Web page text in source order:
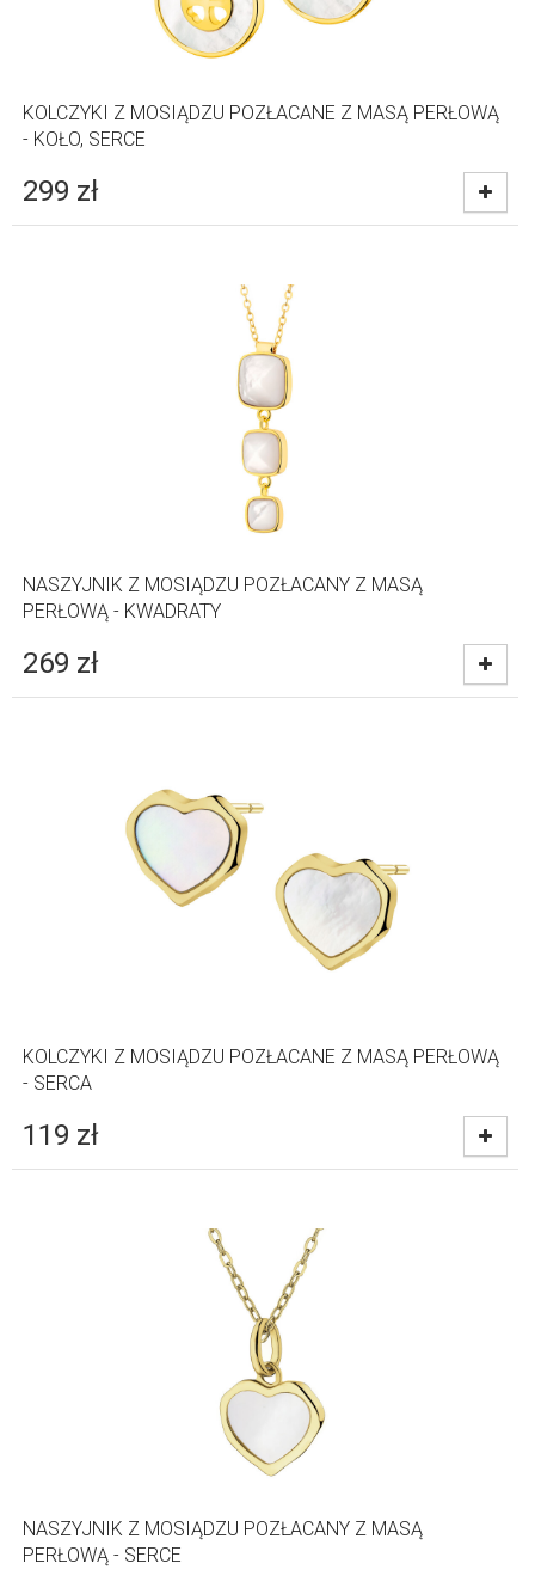
KOLCZYKI Z MOSIĄDZU POZŁACANE Z MASĄ PERŁOWĄ
- KOŁO, SERCE
299 zł
NASZYJNIK Z MOSIĄDZU POZŁACANY Z MASĄ
PERŁOWĄ - KWADRATY
269 zł
KOLCZYKI Z MOSIĄDZU POZŁACANE Z MASĄ PERŁOWĄ
- SERCA
119 zł
NASZYJNIK Z MOSIĄDZU POZŁACANY Z MASĄ
PERŁOWĄ - SERCE